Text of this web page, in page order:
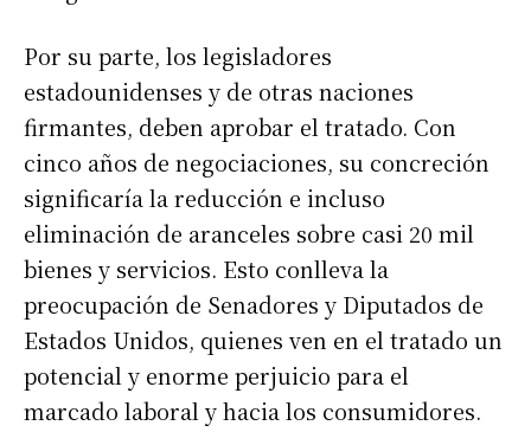
Por su parte, los legisladores
estadounidenses y de otras naciones
firmantes, deben aprobar el tratado. Con
cinco años de negociaciones, su concreción
significaría la reducción e incluso
eliminación de aranceles sobre casi 20 mil
bienes y servicios. Esto conlleva la
preocupación de Senadores y Diputados de
Estados Unidos, quienes ven en el tratado un
potencial y enorme perjuicio para el
marcado laboral y hacia los consumidores.